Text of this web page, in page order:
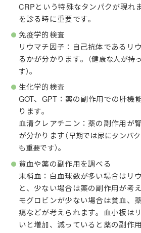
CRPという特殊なタンパクが現れ
を診る時に重要です。
免疫学的検査
リウマチ因子：自己抗体であるリ
るかが分かります。 （健康な人が持
す）。
生化学的検査
GOT、GPT：薬の副作用での肝機
ります。
血清クレアチニン：薬の副作用が
が分かります（早期では尿にタンパ
も重要です）。
貧血や薬の副作用を調べる
末梢血：白血球数が多い場合はリ
と、少ない場合は薬の副作用が考
モグロビンが少ない場合は貧血、
瘍などが考えられます。血小板は
いと増加、減っていると薬の副作